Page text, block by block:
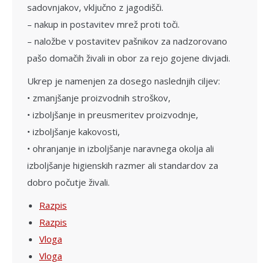
sadovnjakov, vključno z jagodišči.
– nakup in postavitev mrež proti toči.
– naložbe v postavitev pašnikov za nadzorovano
pašo domačih živali in obor za rejo gojene divjadi.
Ukrep je namenjen za dosego naslednjih ciljev:
• zmanjšanje proizvodnih stroškov,
• izboljšanje in preusmeritev proizvodnje,
• izboljšanje kakovosti,
• ohranjanje in izboljšanje naravnega okolja ali
izboljšanje higienskih razmer ali standardov za
dobro počutje živali.
Razpis
Razpis
Vloga
Vloga